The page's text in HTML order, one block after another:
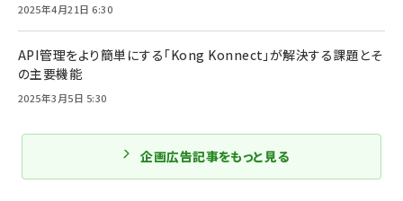
2025年4月21日 6:30
API管理をより簡単にする「Kong Konnect」が解決する課題とそ
の主要機能
2025年3月5日 5:30
企画広告記事をもっと見る